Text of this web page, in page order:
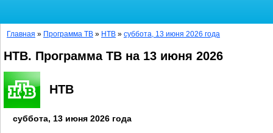
Главная » Программа ТВ » НТВ » суббота, 13 июня 2026 года
НТВ. Программа ТВ на 13 июня 2026
НТВ
суббота, 13 июня 2026 года